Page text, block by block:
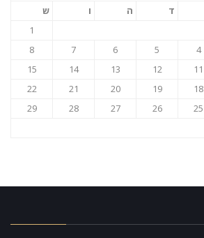
ד ה ו
ש
1
4
5
6
7
8
11
12
13
14
15
18
19
20
21
22
25
26
27
28
29